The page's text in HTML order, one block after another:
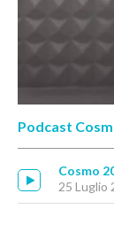
Podcast
Cosmo
25 Luglio